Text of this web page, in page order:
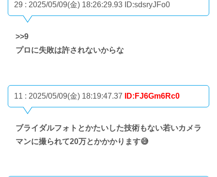
29 : 2025/05/09(金) 18:26:29.93 ID:sdsryJFo0
>>9
プロに失敗は許されないからな
11 : 2025/05/09(金) 18:19:47.37 ID:FJ6Gm6Rc0
ブライダルフォトとかたいした技術もない若いカメラ
マンに撮られて20万とかかかります😅